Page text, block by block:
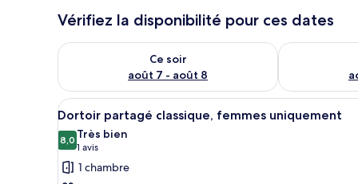
Vérifiez la disponibilité pour ces dates
Ce soir
août 7 - août 8
Vérifier la disponibilité pour ce soir août 7 - août 8
Vérifier la
Afficher
toutes
les
photos
pour
Une rangée de salles de
7
Dortoir partagé classique, femmes uniquement
8,08,0 sur 10
Très bien
1 avis
(1 avis)
1 chambre